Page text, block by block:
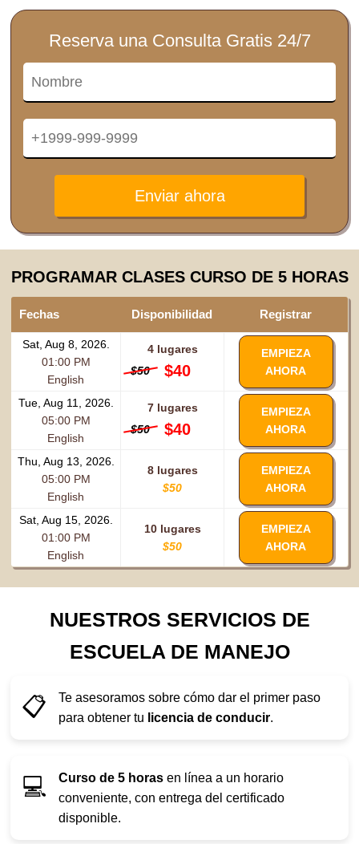
Reserva una Consulta Gratis 24/7
Enviar ahora
PROGRAMAR CLASES CURSO DE 5 HORAS
Fechas Disponibilidad Registrar
Sat, Aug 8, 2026.
01:00 PM
English
4 lugares
$50
$40
EMPIEZA
AHORA
Tue, Aug 11, 2026.
05:00 PM
English
7 lugares
$50
$40
EMPIEZA
AHORA
Thu, Aug 13, 2026.
05:00 PM
English
8 lugares
$50
EMPIEZA
AHORA
Sat, Aug 15, 2026.
01:00 PM
English
10 lugares
$50
EMPIEZA
AHORA
NUESTROS SERVICIOS DE
ESCUELA DE MANEJO
📋
Te asesoramos sobre cómo dar el primer paso
para obtener tu licencia de conducir.
💻 Curso de 5 horas en línea a un horario
conveniente, con entrega del certificado
disponible.